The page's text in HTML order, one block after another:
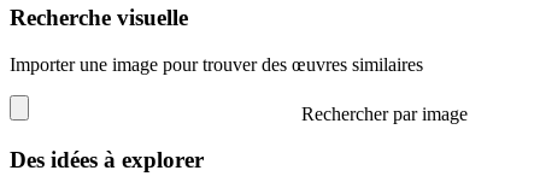
Recherche visuelle
Importer une image pour trouver des œuvres similaires
Rechercher par image
Des idées à explorer